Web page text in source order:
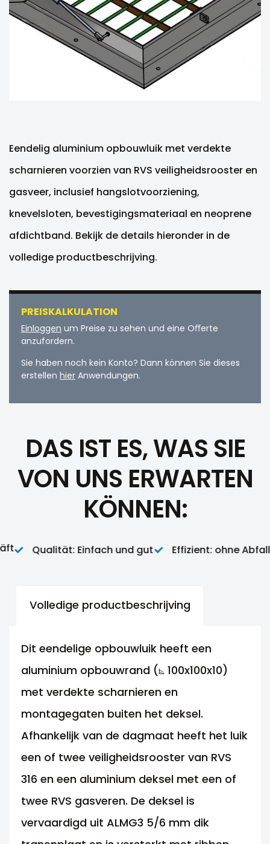
Eendelig aluminium opbouwluik met verdekte
scharnieren voorzien van RVS veiligheidsrooster en
gasveer, inclusief hangslotvoorziening,
knevelsloten, bevestigingsmateriaal en neoprene
afdichtband. Bekijk de details hieronder in de
volledige productbeschrijving.
PREISKALKULATION
Einloggen um Preise zu sehen und eine Oﬀerte
anzufordern.
Sie haben noch kein Konto? Dann können Sie dieses
erstellen hier Anwendungen.
DAS IST ES, WAS SIE
VON UNS ERWARTEN
KÖNNEN:
Qualität: Einfach und gut Effizient: ohne Abfall
Volledige productbeschrijving
Dit eendelige opbouwluik heeft een
aluminium opbouwrand (⦝ 100x100x10)
met verdekte scharnieren en
montagegaten buiten het deksel.
Afhankelijk van de dagmaat heeft het luik
een of twee veiligheidsrooster van RVS
316 en een aluminium deksel met een of
twee RVS gasveren. De deksel is
vervaardigd uit ALMG3 5/6 mm dik